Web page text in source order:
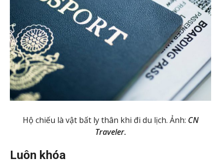
Hộ chiếu là vật bất ly thân khi đi du lịch. Ảnh: CN
Traveler.
Luôn khóa